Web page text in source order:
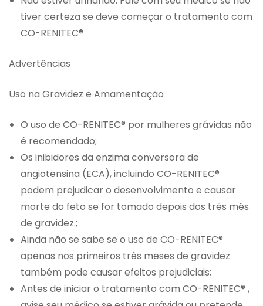
tiver certeza se deve começar o tratamento com
CO-RENITEC®
Advertências
Uso na Gravidez e Amamentação
O uso de CO-RENITEC® por mulheres grávidas não
é recomendado;
Os inibidores da enzima conversora de
angiotensina (ECA), incluindo CO-RENITEC®
podem prejudicar o desenvolvimento e causar
morte do feto se for tomado depois dos três mês
de gravidez.;
Ainda não se sabe se o uso de CO-RENITEC®
apenas nos primeiros três meses de gravidez
também pode causar efeitos prejudiciais;
Antes de iniciar o tratamento com CO-RENITEC® ,